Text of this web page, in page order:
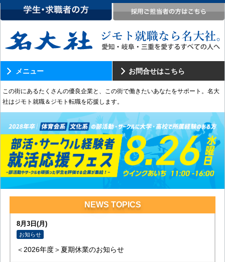
メニュー お問合せはこちら
この街にあるたくさんの優良企業と、この街で働きたいあなたをサポート。名大
社はジモト就職＆ジモト転職を応援します。
NEWS TOPICS
8月3日(月)
お知らせ
＜2026年度＞夏期休業のお知らせ